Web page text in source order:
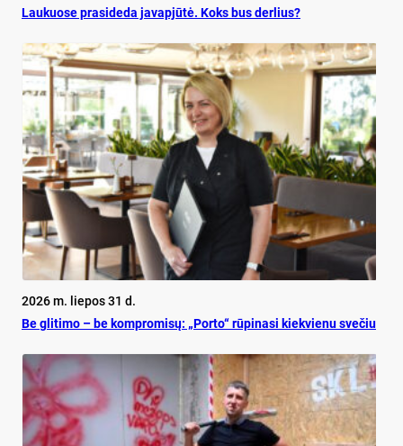
Lau­kuo­se pra­si­de­da ja­vapjūtė. Koks bus der­lius?
2026 m. liepos 31 d.
Be gli­ti­mo – be komp­ro­mi­sų: „Por­to“ rū­pi­na­si kiek­vie­nu sve­čiu